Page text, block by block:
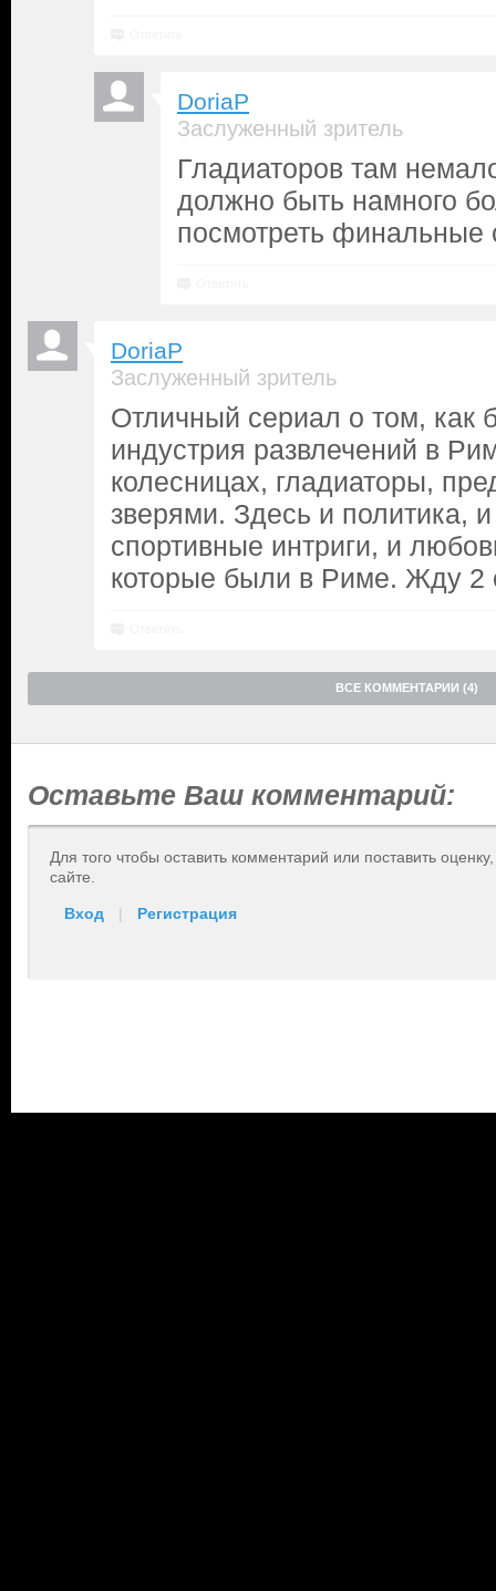
DoriaP
Заслуженный зритель
Гладиаторов там
должно быть намного
посмотреть финальные
DoriaP
Заслуженный зритель
Отличный сериал о том, как
индустрия развлечений в
колесницах, гладиаторы,
зверями. Здесь и политика,
спортивные интриги, и
которые были в Риме. Жду 2
ВСЕ КОММЕНТАРИИ (4)
Оставьте Ваш комментарий:
Для того чтобы оставить комментарий или поставить
сайте.
Вход | Регистрация